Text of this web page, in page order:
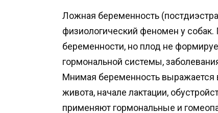
Ложная беременность
физиологический феномен у
беременности, но плод не
гормональной системы,
Мнимая беременность выражается
живота, начале лактации,
применяют гормональные и